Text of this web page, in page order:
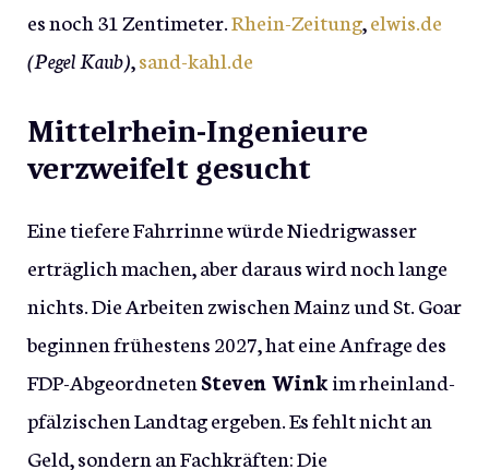
es noch 31 Zentimeter.Rhein-Zeitung,elwis.de
(Pegel Kaub),sand-kahl.de
Mittelrhein-Ingenieure
verzweifelt gesucht
Eine tiefere Fahrrinne würde Niedrigwasser
erträglich machen, aber daraus wird noch lange
nichts. Die Arbeiten zwischen Mainz und St. Goar
beginnen frühestens 2027, hat eine Anfrage des
FDP-AbgeordnetenSteven Winkim rheinland-
pfälzischen Landtag ergeben. Es fehlt nicht an
Geld, sondern an Fachkräften: Die